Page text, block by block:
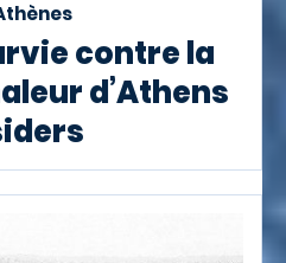
contre la
d’Athens